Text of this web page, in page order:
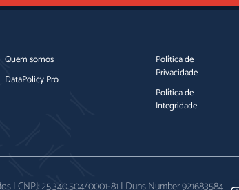
Quem somos
DataPolicy Pro
Política de
Privacidade
Política de
Integridade
CNPJ: 25.340.504/0001-81 | Duns Number 921683584